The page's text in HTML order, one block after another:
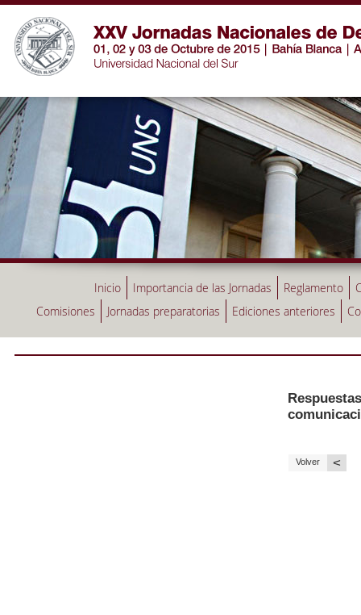
Inicio Importancia de las Jornadas Reglamento
Comisiones
Jornadas preparatorias Ediciones anteriores
Volver <